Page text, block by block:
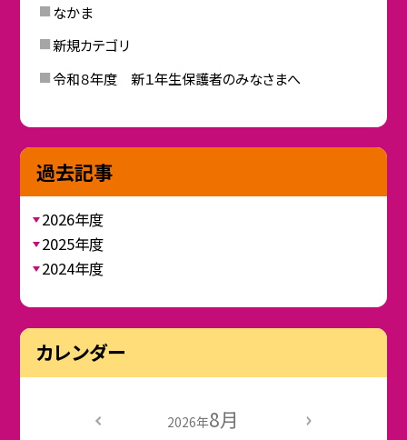
なかま
新規カテゴリ
令和８年度 新１年生保護者のみなさまへ
過去記事
2026年度
2025年度
2024年度
カレンダー
2026年8月